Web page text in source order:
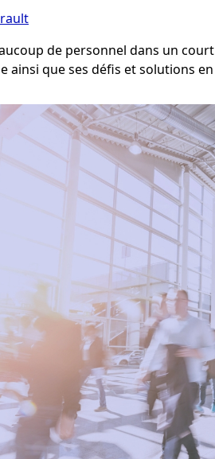
de personnel dans un
ainsi que ses défis et solutions en